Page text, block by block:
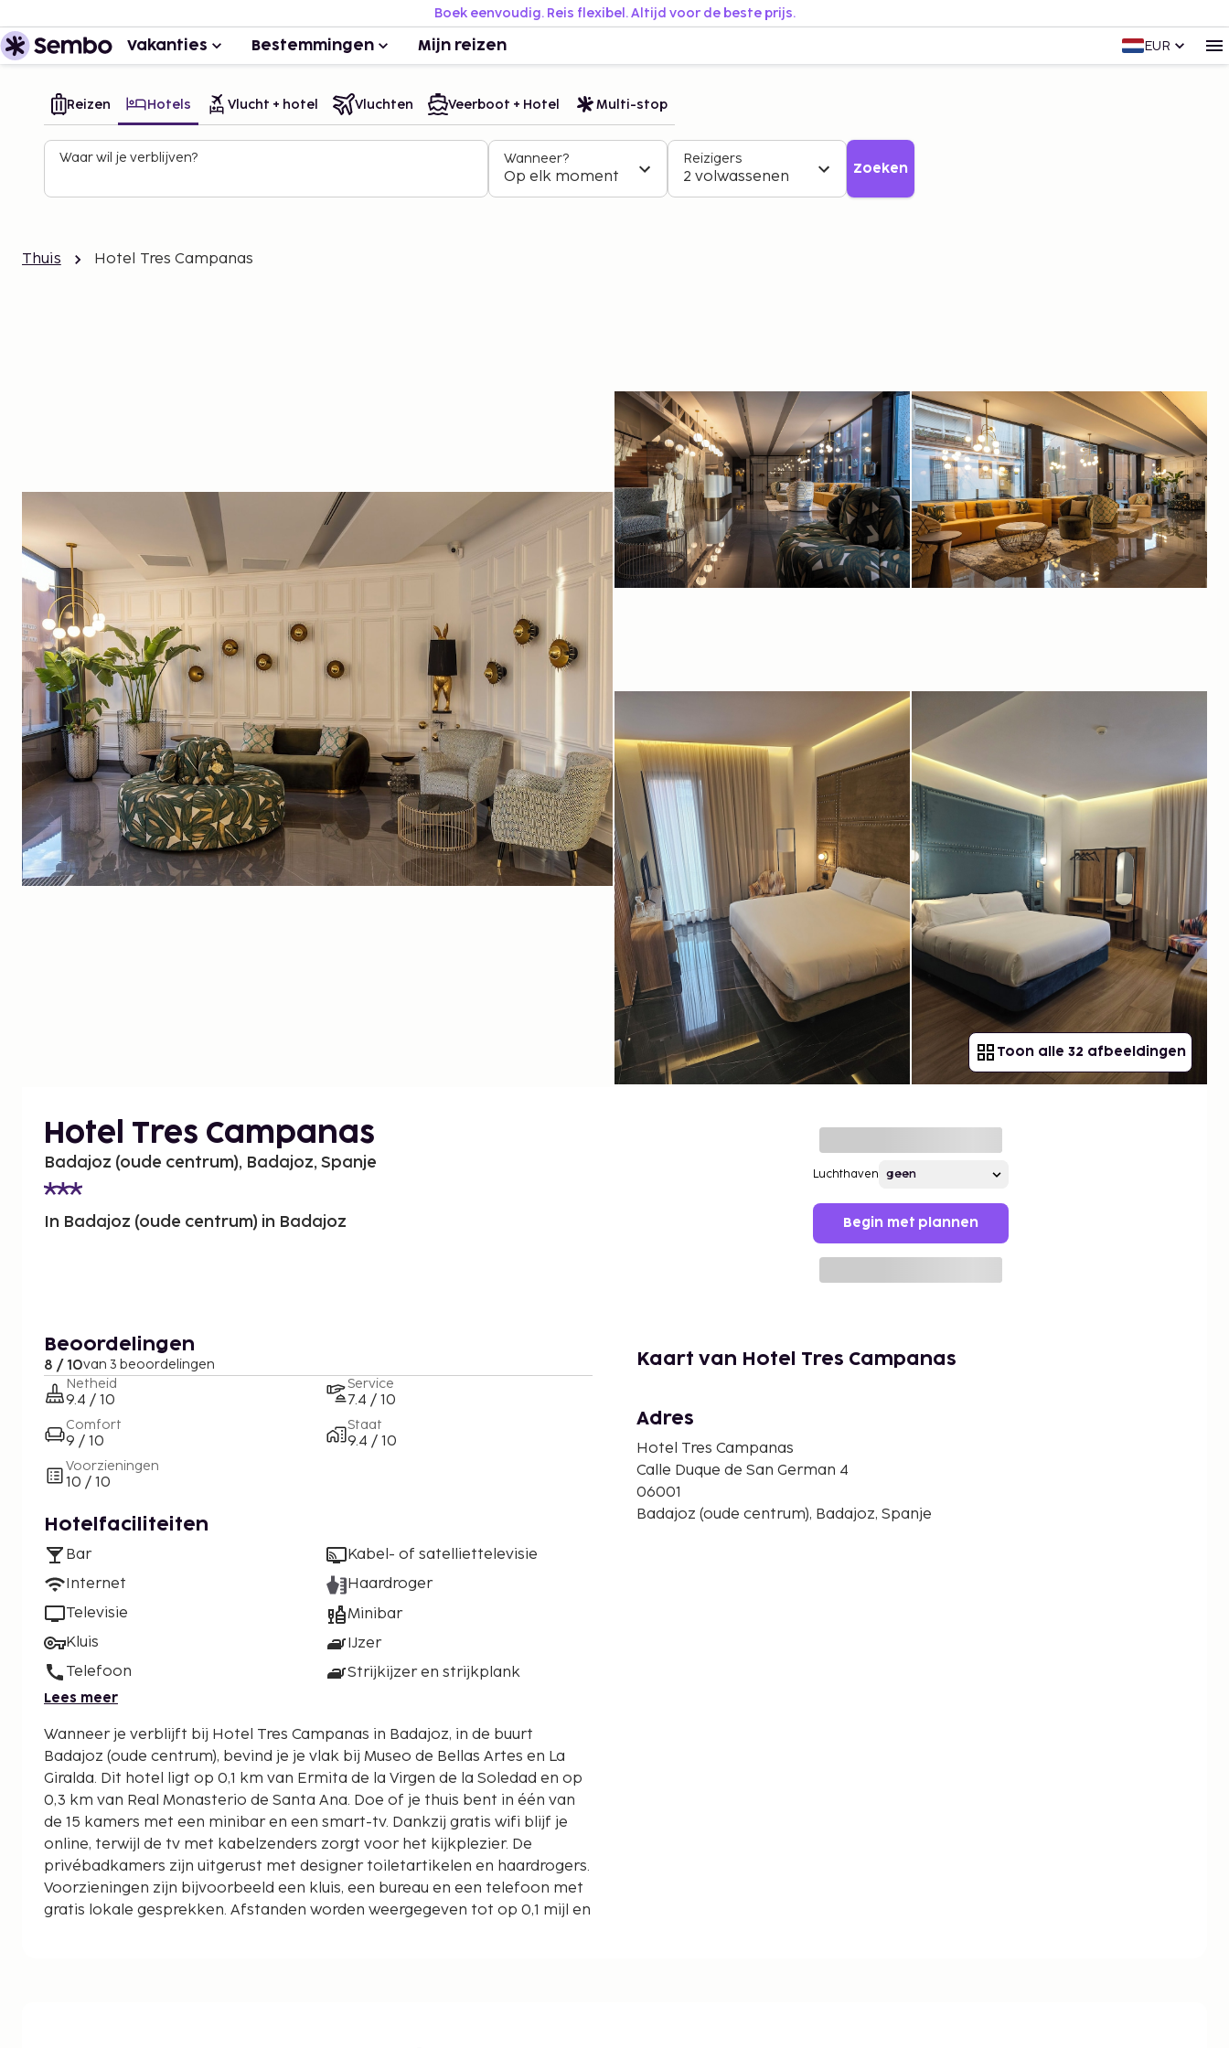
Boek eenvoudig. Reis flexibel. Altijd voor de beste prijs.
Vakanties Bestemmingen Mijn reizen EUR
Reizen Hotels Vlucht + hotel Vluchten Veerboot + Hotel Multi-stop
Waar wil je verblijven? Wanneer?
Op elk moment
Reizigers
2 volwassenen Zoeken
Thuis Hotel Tres Campanas
Toon alle 32 afbeeldingen
Hotel Tres Campanas
Badajoz (oude centrum), Badajoz, Spanje
In Badajoz (oude centrum) in Badajoz
Luchthaven
Begin met plannen
Beoordelingen
8 / 10van 3 beoordelingen
Netheid
9.4 / 10
Comfort
9 / 10
Voorzieningen
10 / 10
Service
7.4 / 10
Staat
9.4 / 10
Hotelfaciliteiten
Bar
Internet
Televisie
Kluis
Telefoon
Kabel- of satelliettelevisie
Haardroger
Minibar
IJzer
Strijkijzer en strijkplank
Lees meer
Wanneer je verblijft bij Hotel Tres Campanas in Badajoz, in de buurt
Badajoz (oude centrum), bevind je je vlak bij Museo de Bellas Artes en La
Giralda. Dit hotel ligt op 0,1 km van Ermita de la Virgen de la Soledad en op
0,3 km van Real Monasterio de Santa Ana. Doe of je thuis bent in één van
de 15 kamers met een minibar en een smart-tv. Dankzij gratis wifi blijf je
online, terwijl de tv met kabelzenders zorgt voor het kijkplezier. De
privébadkamers zijn uitgerust met designer toiletartikelen en haardrogers.
Voorzieningen zijn bijvoorbeeld een kluis, een bureau en een telefoon met
gratis lokale gesprekken. Afstanden worden weergegeven tot op 0,1 mijl en
Kaart van Hotel Tres Campanas
Adres
Hotel Tres Campanas
Calle Duque de San German 4
06001
Badajoz (oude centrum), Badajoz, Spanje